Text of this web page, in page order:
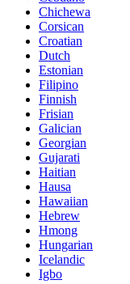
Chichewa
Corsican
Croatian
Dutch
Estonian
Filipino
Finnish
Frisian
Galician
Georgian
Gujarati
Haitian
Hausa
Hawaiian
Hebrew
Hmong
Hungarian
Icelandic
Igbo